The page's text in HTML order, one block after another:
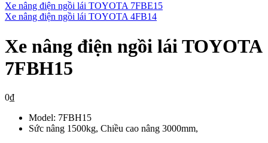
Xe nâng điện ngồi lái TOYOTA 7FBE15
Xe nâng điện ngồi lái TOYOTA 4FB14
Xe nâng điện ngồi lái TOYOTA
7FBH15
0₫
Model: 7FBH15
Sức nâng 1500kg, Chiều cao nâng 3000mm,